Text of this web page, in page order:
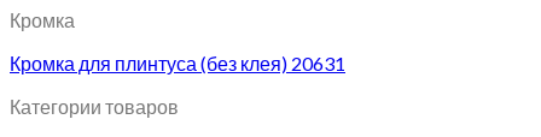
Кромка
Кромка для плинтуса (без клея) 20631
Категории товаров